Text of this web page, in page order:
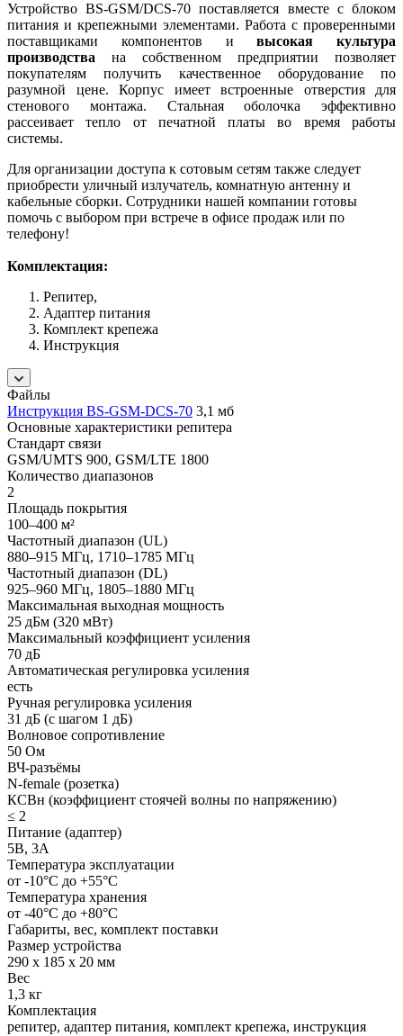
Устройство BS-GSM/DCS-70 поставляется вместе с блоком
питания и крепежными элементами. Работа с проверенными
поставщиками компонентов ивысокая культура
производства на собственном предприятии позволяет
покупателям получить качественное оборудование по
разумной цене. Корпус имеет встроенные отверстия для
стенового монтажа. Стальная оболочка эффективно
рассеивает тепло от печатной платы во время работы
системы.
Для организации доступа к сотовым сетям также следует
приобрести уличный излучатель, комнатную антенну и
кабельные сборки. Сотрудники нашей компании готовы
помочь с выбором при встрече в офисе продаж или по
телефону!
Комплектация:
Репитер,
Адаптер питания
Комплект крепежа
Инструкция
Файлы
Инструкция BS-GSM-DCS-70 3,1 мб
Основные характеристики репитера
Стандарт связи
GSM/UMTS 900, GSM/LTE 1800
Количество диапазонов
2
Площадь покрытия
100–400 м²
Частотный диапазон (UL)
880–915 МГц, 1710–1785 МГц
Частотный диапазон (DL)
925–960 МГц, 1805–1880 МГц
Максимальная выходная мощность
25 дБм (320 мВт)
Максимальный коэффициент усиления
70 дБ
Автоматическая регулировка усиления
есть
Ручная регулировка усиления
31 дБ (с шагом 1 дБ)
Волновое сопротивление
50 Ом
ВЧ-разъёмы
N-female (розетка)
КСВн (коэффициент стоячей волны по напряжению)
≤ 2
Питание (адаптер)
5В, 3A
Температура эксплуатации
от -10°С до +55°С
Температура хранения
от -40°С до +80°С
Габариты, вес, комплект поставки
Размер устройства
290 x 185 x 20 мм
Вес
1,3 кг
Комплектация
репитер, адаптер питания, комплект крепежа, инструкция